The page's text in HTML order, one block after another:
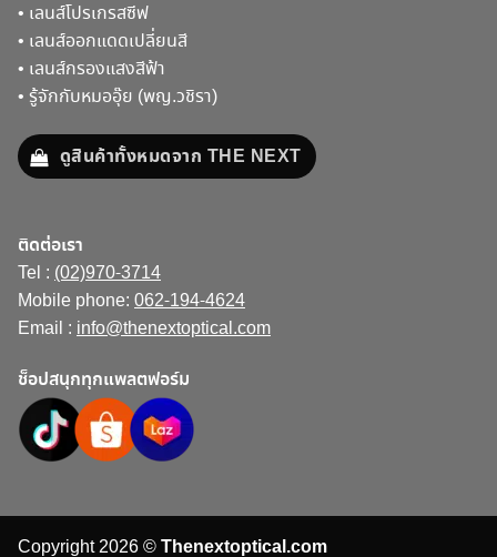
• เลนส์โปรเกรสซีฟ
• เลนส์ออกแดดเปลี่ยนสี
• เลนส์กรองแสงสีฟ้า
• รู้จักกับหมออุ๊ย (พญ.วชิรา)
ดูสินค้าทั้งหมดจาก THE NEXT
ติดต่อเรา
Tel : (02)970-3714
Mobile phone: 062-194-4624
Email : info@thenextoptical.com
ช็อปสนุกทุกแพลตฟอร์ม
Copyright 2026 ©Thenextoptical.com